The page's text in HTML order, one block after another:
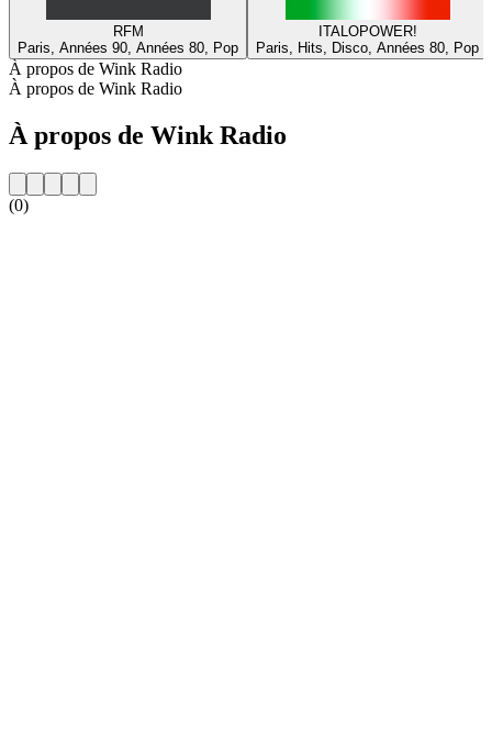
RFM
Paris, Années 90, Années 80, Pop
ITALOPOWER!
Paris, Hits, Disco, Années 80, Pop
À propos de Wink Radio
À propos de Wink Radio
À propos de Wink Radio
(0)